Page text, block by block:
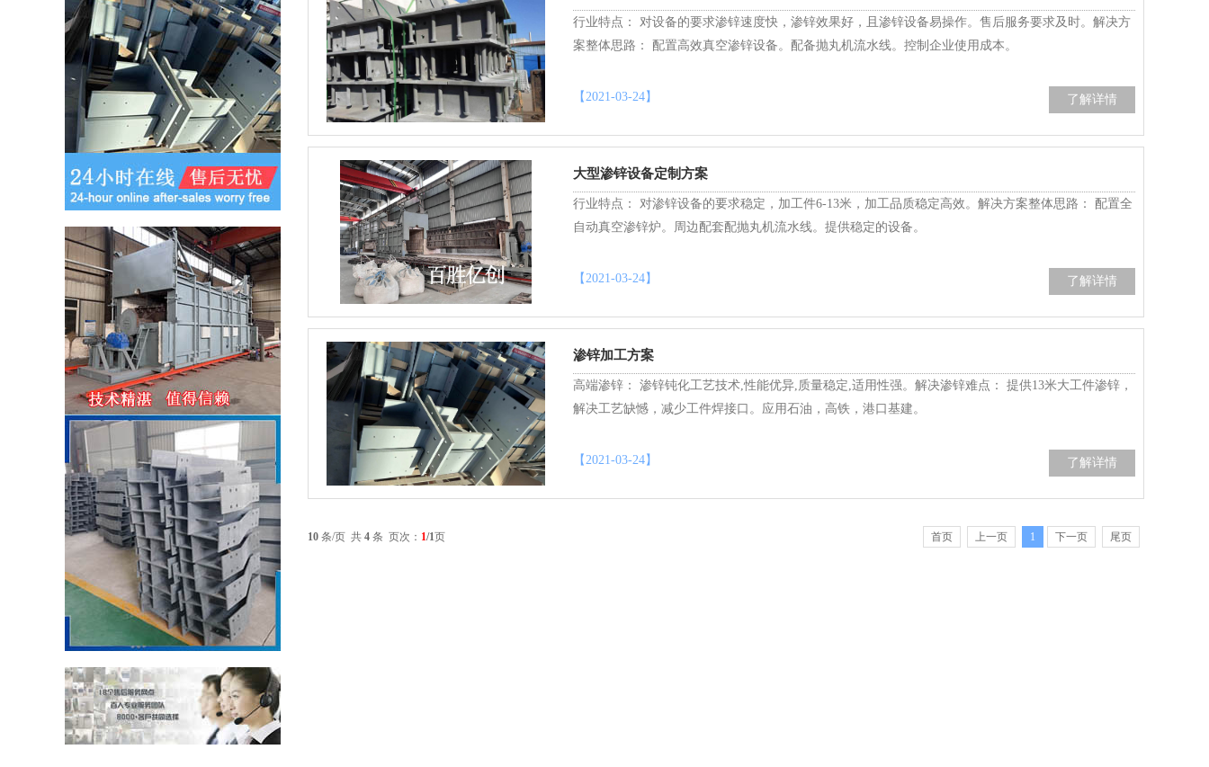
行业特点： 对设备的要求渗锌速度快，渗锌效果好，且渗锌设备易操作。售后服务要求及时。解决方
案整体思路： 配置高效真空渗锌设备。配备抛丸机流水线。控制企业使用成本。
【2021-03-24】 了解详情
大型渗锌设备定制方案
行业特点： 对渗锌设备的要求稳定，加工件6-13米，加工品质稳定高效。解决方案整体思路： 配置全
自动真空渗锌炉。周边配套配抛丸机流水线。提供稳定的设备。
【2021-03-24】 了解详情
渗锌加工方案
高端渗锌： 渗锌钝化工艺技术,性能优异,质量稳定,适用性强。解决渗锌难点： 提供13米大工件渗锌，
解决工艺缺憾，减少工件焊接口。应用石油，高铁，港口基建。
【2021-03-24】 了解详情
10 条/页 共 4 条 页次： 1/1页 首页 上一页 1 下一页 尾页